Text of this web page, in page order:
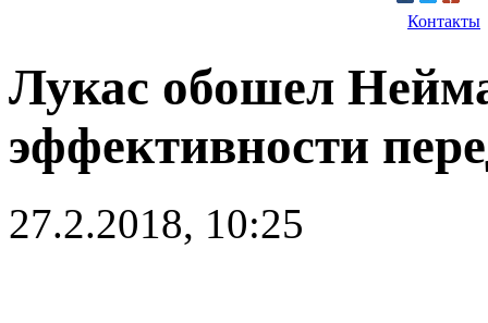
Контакты
Лукас обошел
эффективности
27.2.2018, 10:25